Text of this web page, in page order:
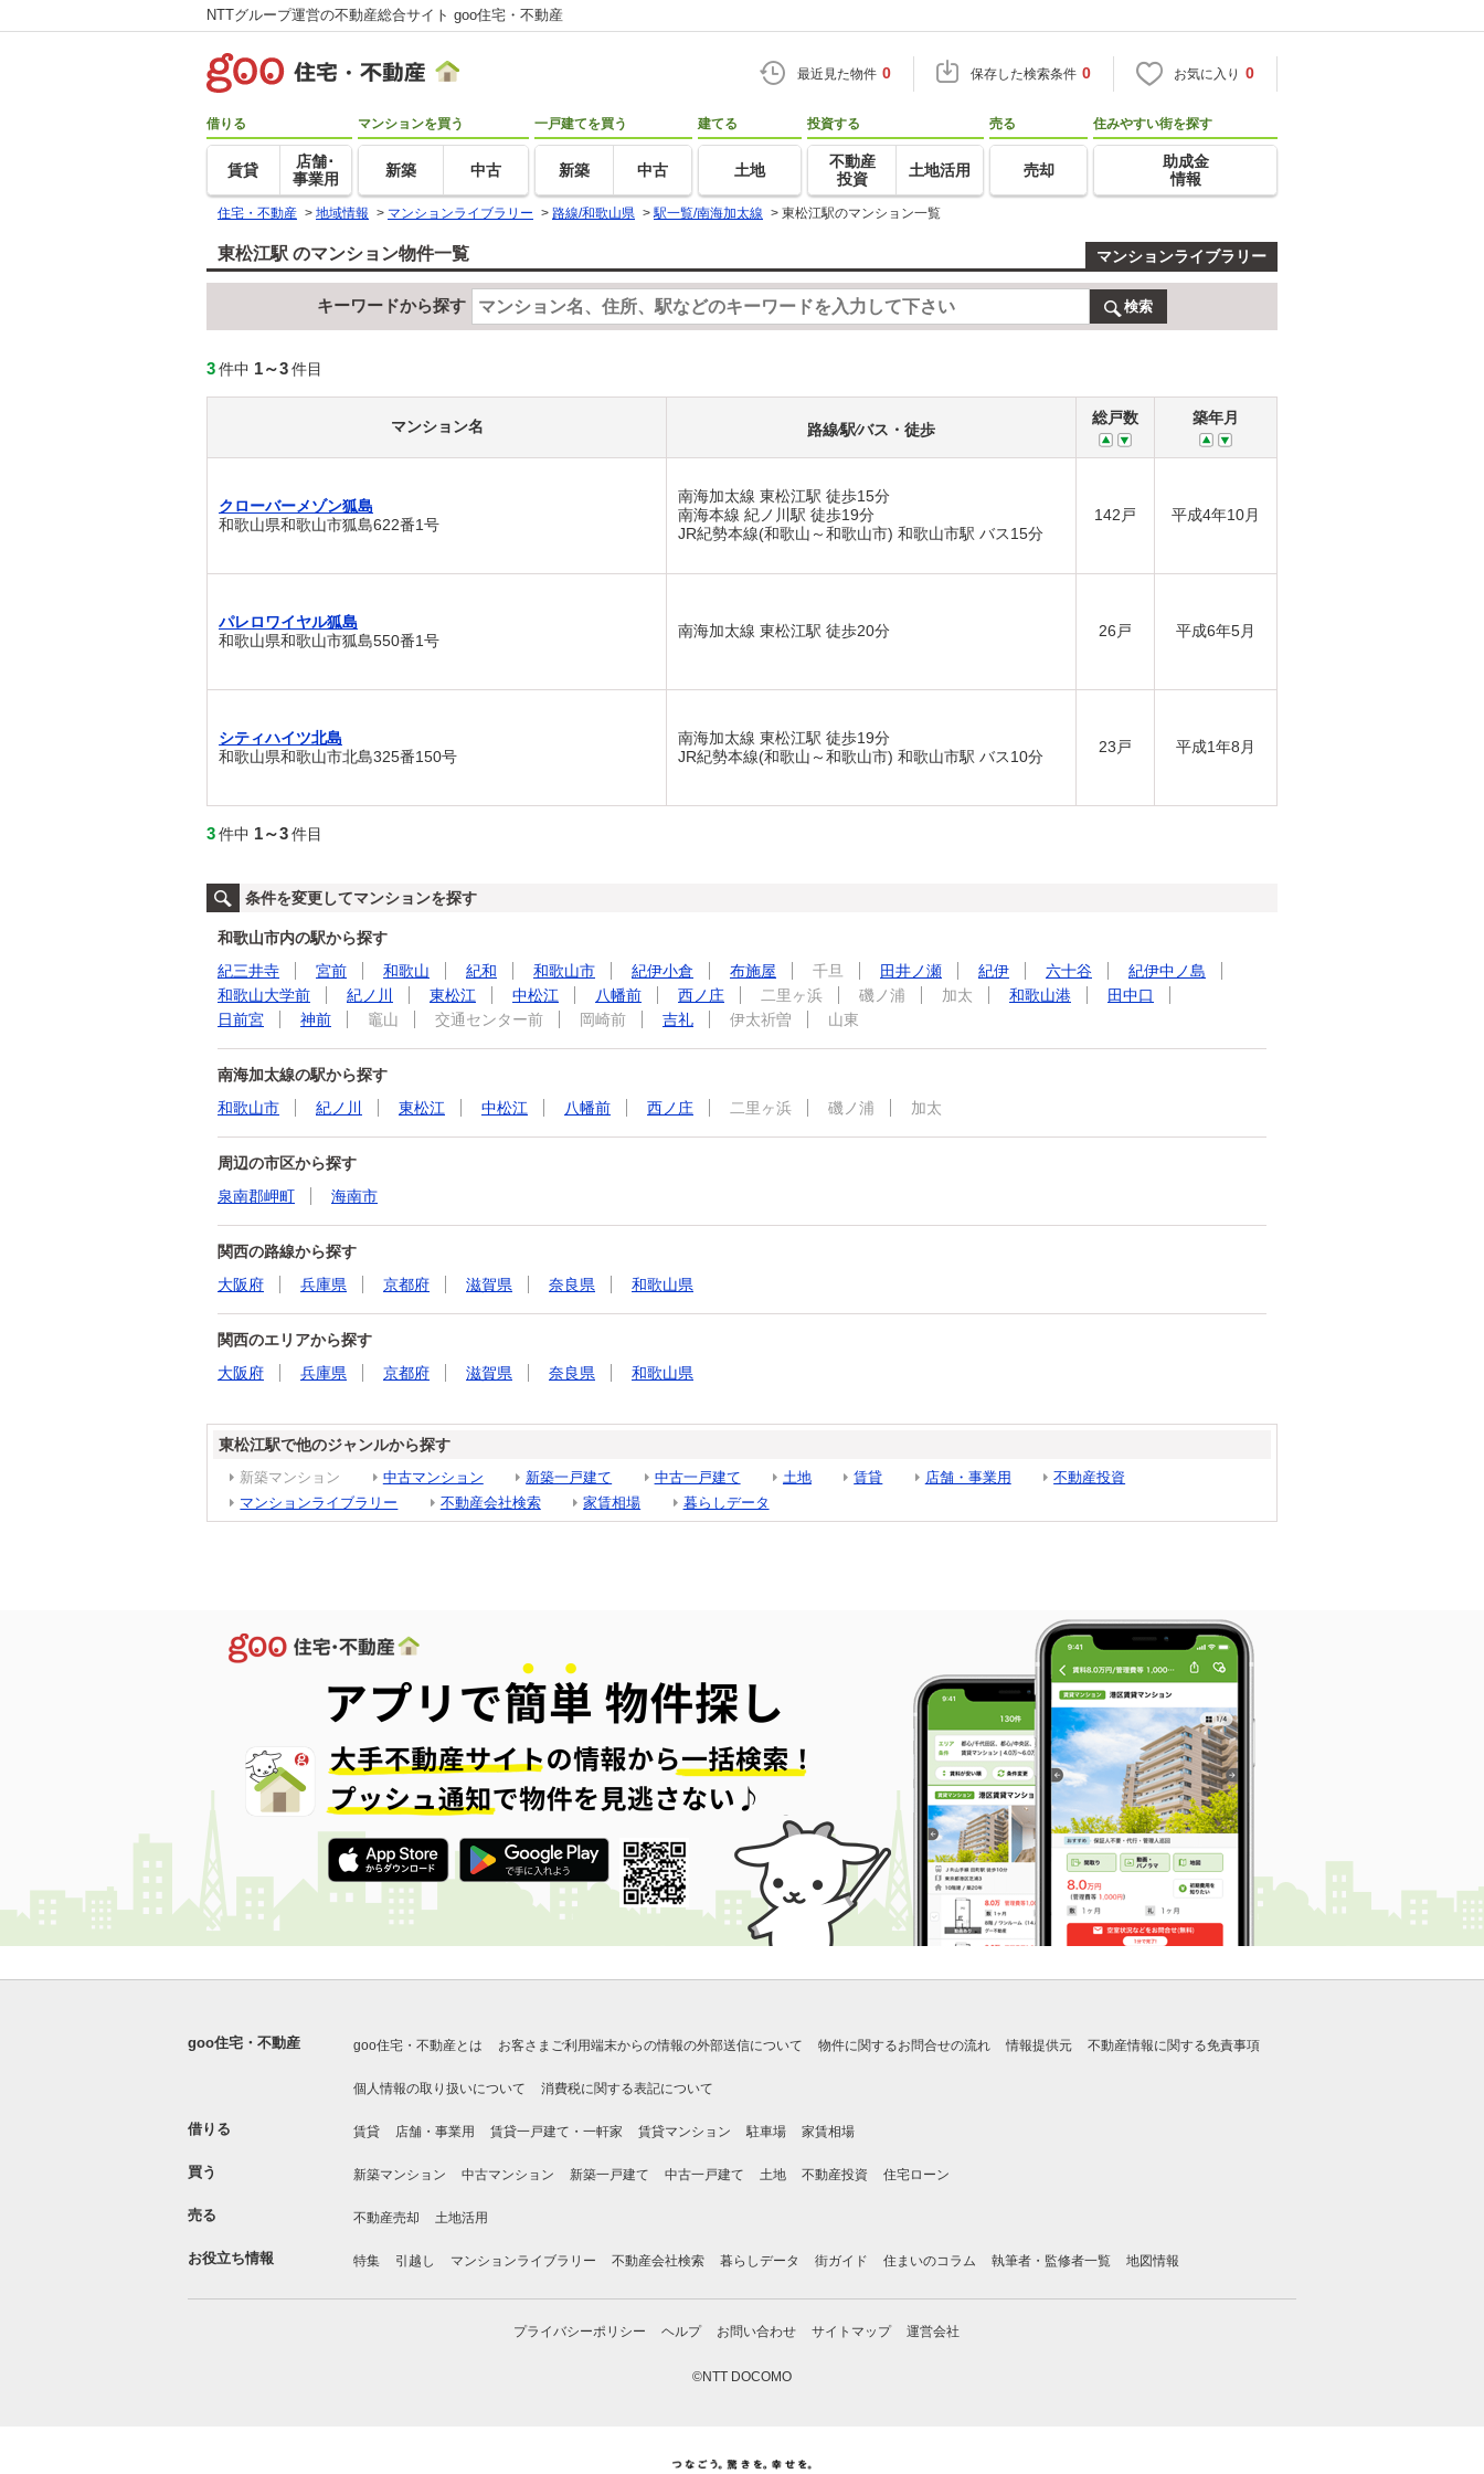
NTTグループ運営の不動産総合サイト goo住宅・不動産
最近見た物件 0 保存した検索条件 0 お気に入り 0
借りる
賃貸
店舗･
事業用
マンションを買う
新築 中古
一戸建てを買う
新築 中古
建てる
土地
投資する
不動産
投資
土地活用
売る
売却
住みやすい街を探す
助成金
情報
住宅・不動産 > 地域情報 > マンションライブラリー > 路線/和歌山県 > 駅一覧/南海加太線 > 東松江駅のマンション一覧
東松江駅 のマンション物件一覧 マンションライブラリー
キーワードから探す 検索
3件中 1～3件目
マンション名 路線⁄駅⁄バス・徒歩
総戸数 築年月
クローバーメゾン狐島
和歌山県和歌山市狐島622番1号
南海加太線 東松江駅 徒歩15分
南海本線 紀ノ川駅 徒歩19分
JR紀勢本線(和歌山～和歌山市) 和歌山市駅 バス15分
142戸 平成4年10月
パレロワイヤル狐島
和歌山県和歌山市狐島550番1号
南海加太線 東松江駅 徒歩20分 26戸 平成6年5月
シティハイツ北島
和歌山県和歌山市北島325番150号
南海加太線 東松江駅 徒歩19分
JR紀勢本線(和歌山～和歌山市) 和歌山市駅 バス10分
23戸 平成1年8月
3件中 1～3件目
条件を変更してマンションを探す
和歌山市内の駅から探す
紀三井寺
宮前 和歌山 紀和 和歌山市 紀伊小倉 布施屋 千旦 田井ノ瀬 紀伊 六十谷
紀伊中ノ島
和歌山大学前
紀ノ川 東松江 中松江 八幡前 西ノ庄 二里ヶ浜 磯ノ浦 加太 和歌山港
田中口
日前宮
神前 竈山 交通センター前 岡崎前 吉礼 伊太祈曽 山東
南海加太線の駅から探す
和歌山市
紀ノ川 東松江 中松江 八幡前 西ノ庄 二里ヶ浜 磯ノ浦 加太
周辺の市区から探す
泉南郡岬町
海南市
関西の路線から探す
大阪府
兵庫県 京都府 滋賀県 奈良県 和歌山県
関西のエリアから探す
大阪府
兵庫県 京都府 滋賀県 奈良県 和歌山県
東松江駅で他のジャンルから探す
新築マンション 中古マンション 新築一戸建て 中古一戸建て 土地 賃貸 店舗・事業用
不動産投資
マンションライブラリー
不動産会社検索 家賃相場 暮らしデータ
goo住宅・不動産 goo住宅・不動産とは お客さまご利用端末からの情報の外部送信について 物件に関するお問合せの流れ 情報提供元 不動産情報に関する免責事項
個人情報の取り扱いについて 消費税に関する表記について
借りる 賃貸 店舗・事業用 賃貸一戸建て・一軒家 賃貸マンション 駐車場 家賃相場
買う 新築マンション 中古マンション 新築一戸建て 中古一戸建て 土地 不動産投資 住宅ローン
売る 不動産売却 土地活用
お役立ち情報 特集 引越し マンションライブラリー 不動産会社検索 暮らしデータ 街ガイド 住まいのコラム 執筆者・監修者一覧 地図情報
プライバシーポリシー ヘルプ お問い合わせ サイトマップ 運営会社
©NTT DOCOMO